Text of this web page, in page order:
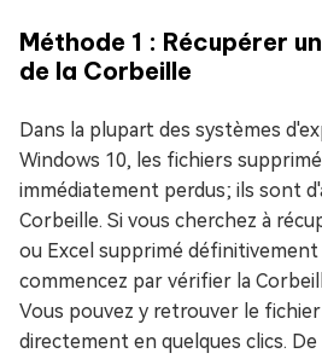
Méthode 1 : Récupérer
de la Corbeille
Dans la plupart des systèmes
Windows 10, les fichiers
immédiatement perdus; ils sont
Corbeille. Si vous cherchez à
ou Excel supprimé
commencez par vérifier la
Vous pouvez y retrouver le
directement en quelques clics.